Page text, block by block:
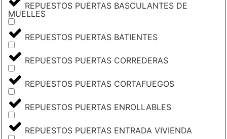
REPUESTOS PUERTAS BASCULANTES DE
MUELLES
REPUESTOS PUERTAS BATIENTES
REPUESTOS PUERTAS CORREDERAS
REPUESTOS PUERTAS CORTAFUEGOS
REPUESTOS PUERTAS ENROLLABLES
REPUESTOS PUERTAS ENTRADA VIVIENDA